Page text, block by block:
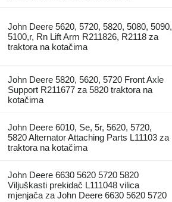
John Deere 5620, 5720, 5820, 5080, 5090,
5100,r, Rn Lift Arm R211826, R2118 za
traktora na kotačima
John Deere 5820, 5620, 5720 Front Axle
Support R211677 za 5820 traktora na
kotačima
John Deere 6010, Se, 5r, 5620, 5720,
5820 Alternator Attaching Parts L11103 za
traktora na kotačima
John Deere 6630 5620 5720 5820
Viljuškasti prekidač L111048 vilica
mjenjača za John Deere 6630 5620 5720